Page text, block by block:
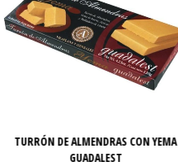
TURRÓN DE ALMENDRAS CON YEMA
GUADALEST